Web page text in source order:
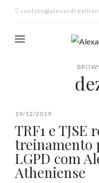
19/12/2019
TRF1 e TJSE
treinamento
LGPD com
Atheniense